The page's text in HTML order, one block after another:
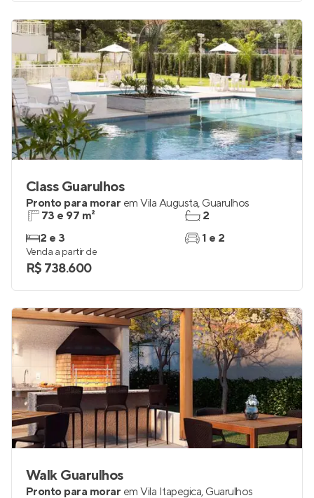
Class Guarulhos
Pronto para morar em Vila Augusta, Guarulhos
73 e 97 m²
2 e 3
2
1 e 2
Venda a partir de
R$ 738.600
Walk Guarulhos
Pronto para morar em Vila Itapegica, Guarulhos